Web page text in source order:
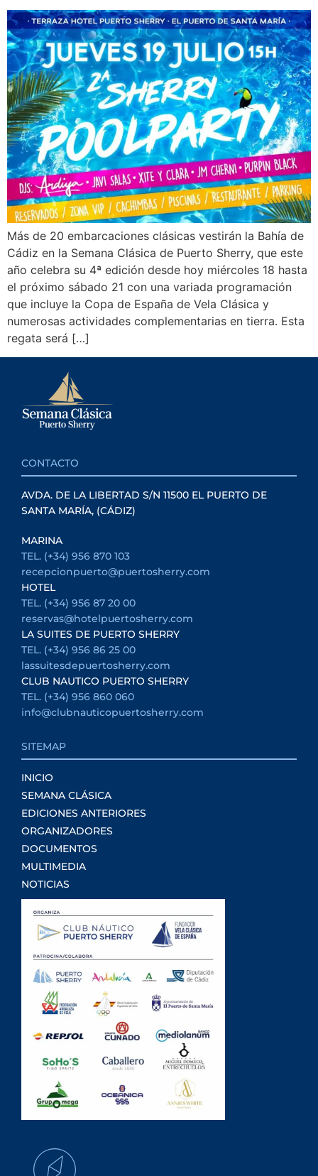
Más de 20 embarcaciones clásicas vestirán la Bahía de
Cádiz en la Semana Clásica de Puerto Sherry, que este
año celebra su 4ª edición desde hoy miércoles 18 hasta
el próximo sábado 21 con una variada programación
que incluye la Copa de España de Vela Clásica y
numerosas actividades complementarias en tierra. Esta
regata será […]
CONTACTO
AVDA. DE LA LIBERTAD S/N 11500 EL PUERTO DE
SANTA MARÍA, (CÁDIZ)
MARINA
TEL. (+34) 956 870 103
recepcionpuerto@puertosherry.com
HOTEL
TEL. (+34) 956 87 20 00
reservas@hotelpuertosherry.com
LA SUITES DE PUERTO SHERRY
TEL. (+34) 956 86 25 00
lassuitesdepuertosherry.com
CLUB NAUTICO PUERTO SHERRY
TEL. (+34) 956 860 060
info@clubnauticopuertosherry.com
SITEMAP
INICIO
SEMANA CLÁSICA
EDICIONES ANTERIORES
ORGANIZADORES
DOCUMENTOS
MULTIMEDIA
NOTICIAS